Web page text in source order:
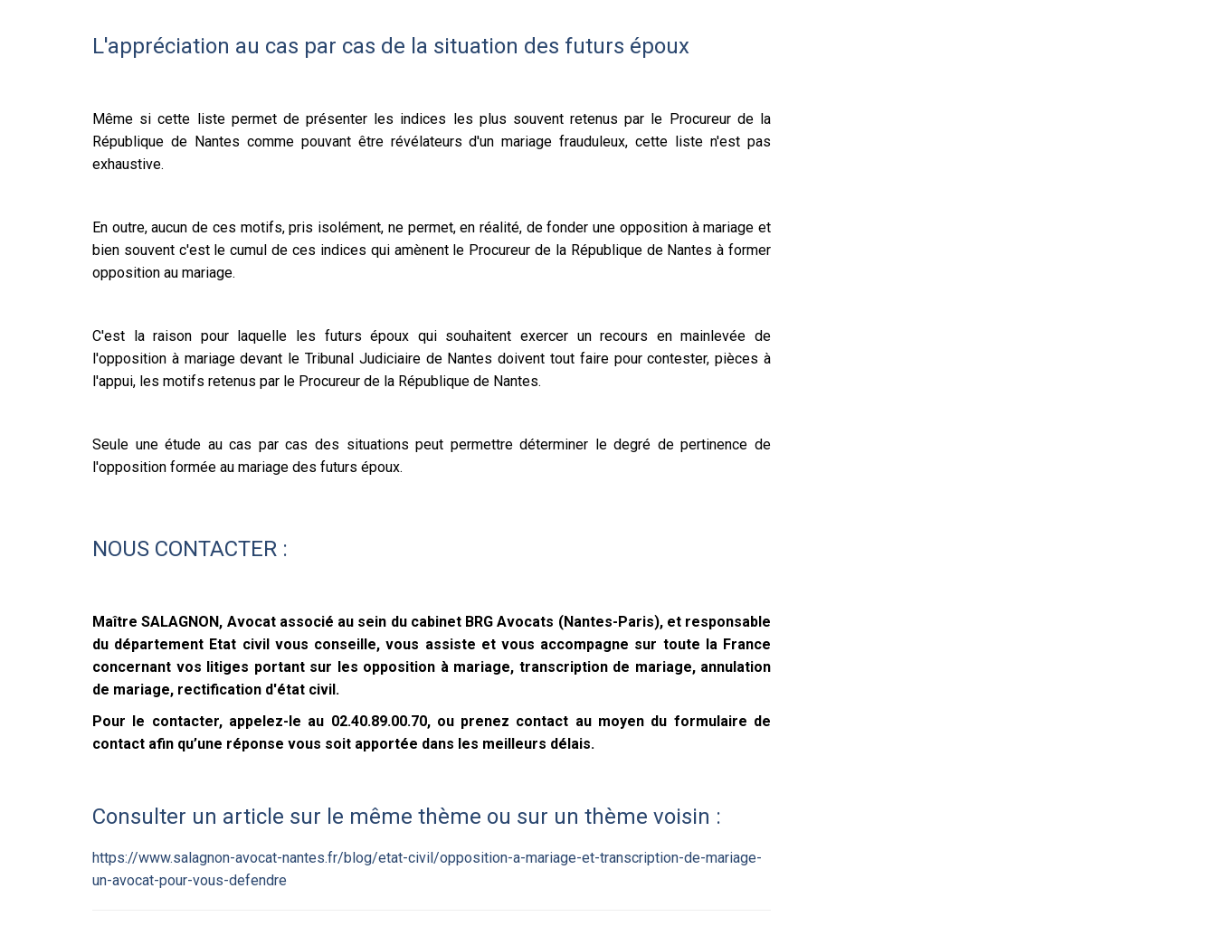
L'appréciation au cas par cas de la situation des futurs époux
Même si cette liste permet de présenter les indices les plus souvent retenus par le Procureur de la
République de Nantes comme pouvant être révélateurs d'un mariage frauduleux, cette liste n'est pas
exhaustive.
En outre, aucun de ces motifs, pris isolément, ne permet, en réalité, de fonder une opposition à mariage et
bien souvent c'est le cumul de ces indices qui amènent le Procureur de la République de Nantes à former
opposition au mariage.
C'est la raison pour laquelle les futurs époux qui souhaitent exercer un recours en mainlevée de
l'opposition à mariage devant le Tribunal Judiciaire de Nantes doivent tout faire pour contester, pièces à
l'appui, les motifs retenus par le Procureur de la République de Nantes.
Seule une étude au cas par cas des situations peut permettre déterminer le degré de pertinence de
l'opposition formée au mariage des futurs époux.
NOUS CONTACTER :
Maître SALAGNON, Avocat associé au sein du cabinet BRG Avocats (Nantes-Paris), et responsable
du département Etat civil vous conseille, vous assiste et vous accompagne sur toute la France
concernant vos litiges portant sur les opposition à mariage, transcription de mariage, annulation
de mariage, rectification d'état civil.
Pour le contacter, appelez-le au 02.40.89.00.70, ou prenez contact au moyen du formulaire de
contact afin qu’une réponse vous soit apportée dans les meilleurs délais.
Consulter un article sur le même thème ou sur un thème voisin :
https://www.salagnon-avocat-nantes.fr/blog/etat-civil/opposition-a-mariage-et-transcription-de-mariage-
un-avocat-pour-vous-defendre